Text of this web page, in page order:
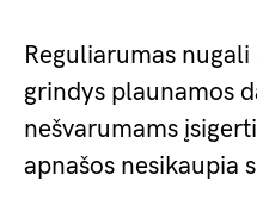
Reguliarumas
grindys plaunamos
nešvarumams
apnašos nesikaupia